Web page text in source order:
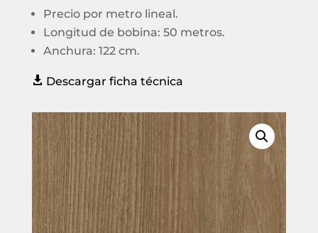
Precio por metro lineal.
Longitud de bobina: 50 metros.
Anchura: 122 cm.
 Descargar ficha técnica